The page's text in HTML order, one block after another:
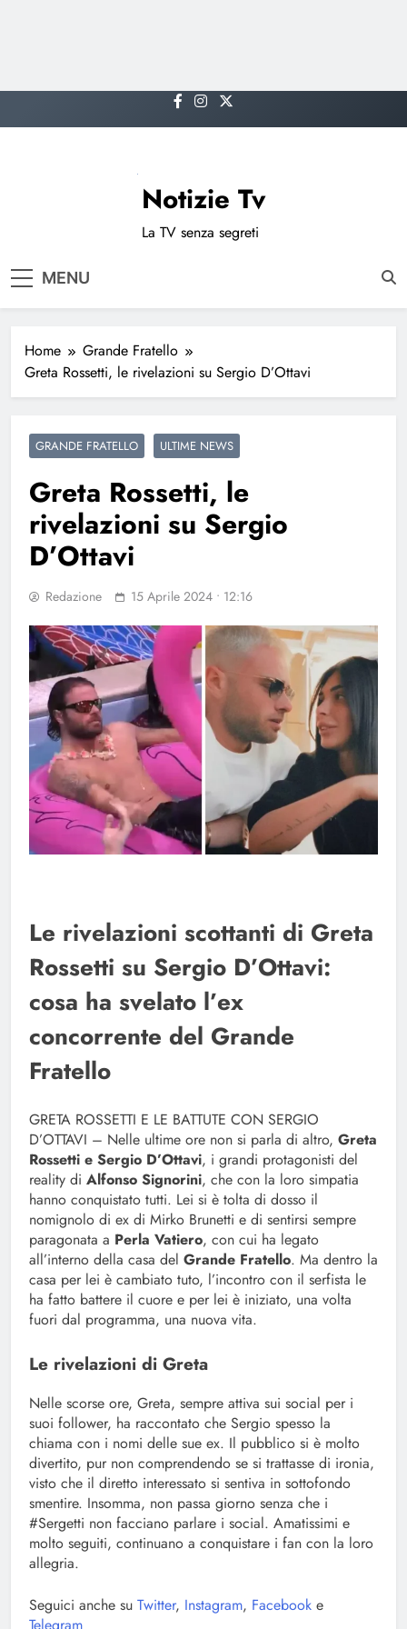
to
Notizie Tv
La TV senza segreti
MENU
Home
Grande Fratello
Greta Rossetti, le rivelazioni su Sergio D’Ottavi
GRANDE FRATELLO ULTIME NEWS
Greta Rossetti, le
rivelazioni su Sergio
D’Ottavi
Redazione 15 Aprile 2024 • 12:16
Le rivelazioni scottanti di Greta
Rossetti su Sergio D’Ottavi:
cosa ha svelato l’ex
concorrente del Grande
Fratello
GRETA ROSSETTI E LE BATTUTE CON SERGIO
D’OTTAVI – Nelle ultime ore non si parla di altro, Greta
Rossetti e Sergio D’Ottavi, i grandi protagonisti del
reality di Alfonso Signorini, che con la loro simpatia
hanno conquistato tutti. Lei si è tolta di dosso il
nomignolo di ex di Mirko Brunetti e di sentirsi sempre
paragonata a Perla Vatiero, con cui ha legato
all’interno della casa del Grande Fratello. Ma dentro la
casa per lei è cambiato tuto, l’incontro con il serfista le
ha fatto battere il cuore e per lei è iniziato, una volta
fuori dal programma, una nuova vita.
Le rivelazioni di Greta
Nelle scorse ore, Greta, sempre attiva sui social per i
suoi follower, ha raccontato che Sergio spesso la
chiama con i nomi delle sue ex. Il pubblico si è molto
divertito, pur non comprendendo se si trattasse di ironia,
visto che il diretto interessato si sentiva in sottofondo
smentire. Insomma, non passa giorno senza che i
#Sergetti non facciano parlare i social. Amatissimi e
molto seguiti, continuano a conquistare i fan con la loro
allegria.
Seguici anche su Twitter, Instagram, Facebook e